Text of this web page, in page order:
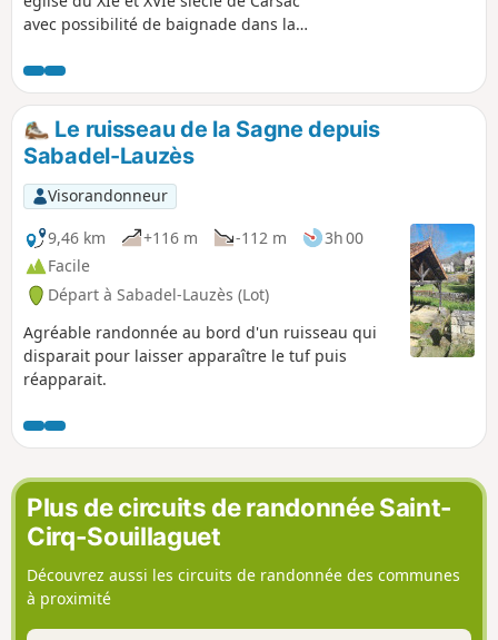
avec possibilité de baignade dans la
Le ruisseau de la Sagne depuis
Sabadel-Lauzès
Visorandonneur
9,46 km
+116 m -112 m
3h 00
Facile
Départ à Sabadel-Lauzès (Lot)
Agréable randonnée au bord d'un ruisseau qui
disparait pour laisser apparaître le tuf puis
réapparait.
Plus de circuits de randonnée Saint-
Cirq-Souillaguet
Découvrez aussi les circuits de randonnée des communes
à proximité